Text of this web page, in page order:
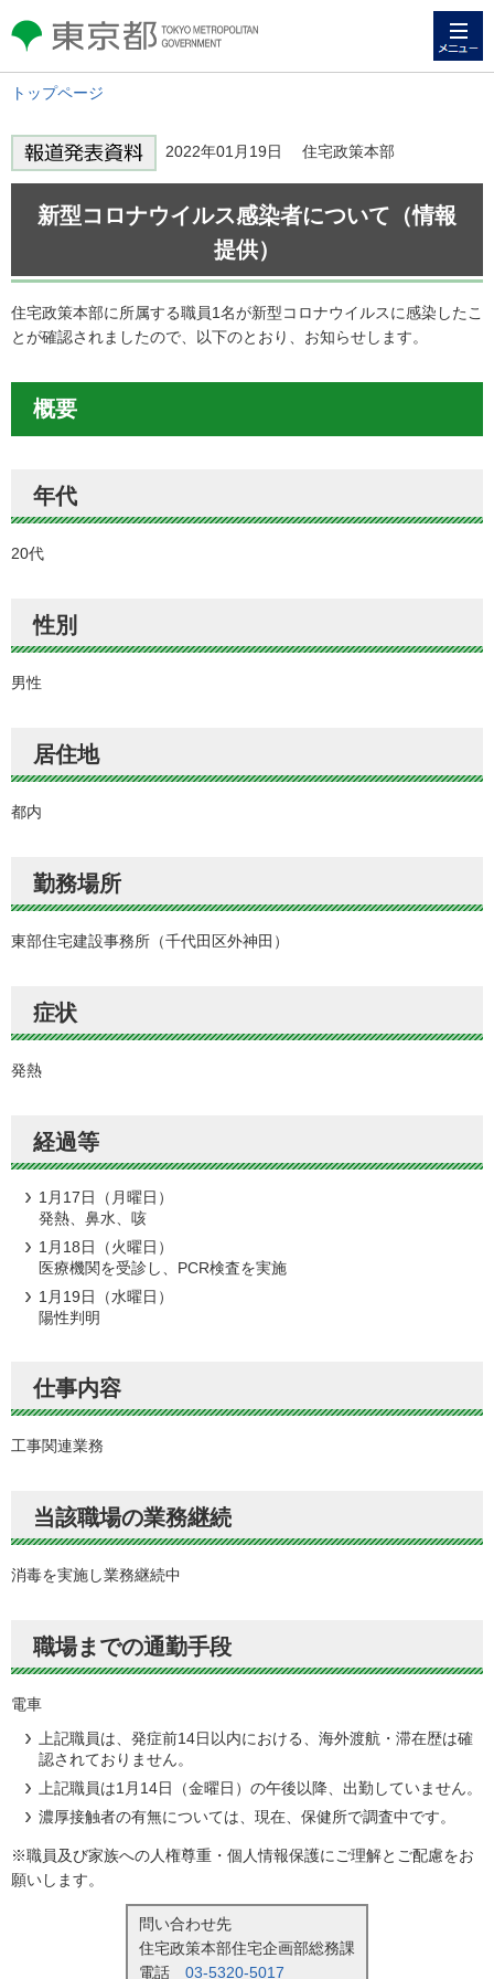
東京都 TOKYO METROPOLITAN
GOVERNMENT
トップページ
2022年01月19日 住宅政策本部
新型コロナウイルス感染者について（情報
提供）
住宅政策本部に所属する職員1名が新型コロナウイルスに感染したこ
とが確認されましたので、以下のとおり、お知らせします。
概要
年代
20代
性別
男性
居住地
都内
勤務場所
東部住宅建設事務所（千代田区外神田）
症状
発熱
経過等
1月17日（月曜日）
発熱、鼻水、咳
1月18日（火曜日）
医療機関を受診し、PCR検査を実施
1月19日（水曜日）
陽性判明
仕事内容
工事関連業務
当該職場の業務継続
消毒を実施し業務継続中
職場までの通勤手段
電車
上記職員は、発症前14日以内における、海外渡航・滞在歴は確
認されておりません。
上記職員は1月14日（金曜日）の午後以降、出勤していません。
濃厚接触者の有無については、現在、保健所で調査中です。
※職員及び家族への人権尊重・個人情報保護にご理解とご配慮をお
願いします。
問い合わせ先
住宅政策本部住宅企画部総務課
電話 03-5320-5017